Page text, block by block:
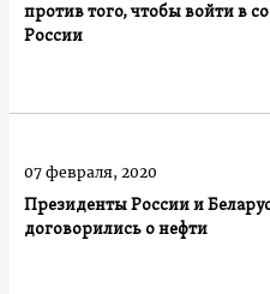
против того, чтобы войти в
России
Президенты России и
договорились о нефти
07 февраля, 2020